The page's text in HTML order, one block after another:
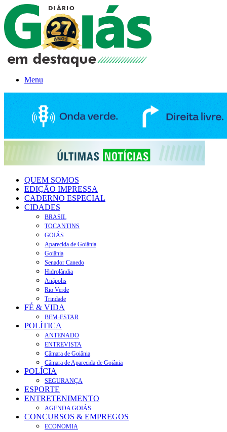
Menu
QUEM SOMOS
EDIÇÃO IMPRESSA
CADERNO ESPECIAL
CIDADES
BRASIL
TOCANTINS
GOIÁS
Aparecida de Goiânia
Goiânia
Senador Canedo
Hidrolândia
Anápolis
Rio Verde
Trindade
FÉ & VIDA
BEM-ESTAR
POLÍTICA
ANTENADO
ENTREVISTA
Câmara de Goiânia
Câmara de Aparecida de Goiânia
POLÍCIA
SEGURANÇA
ESPORTE
ENTRETENIMENTO
AGENDA GOIÁS
CONCURSOS & EMPREGOS
ECONOMIA